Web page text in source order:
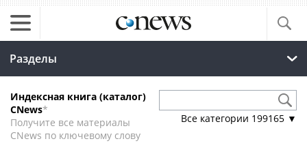
Разделы
Индексная книга (каталог)
CNews*
Получите все материалы
CNews по ключевому слову
Все категории 199165 ▼